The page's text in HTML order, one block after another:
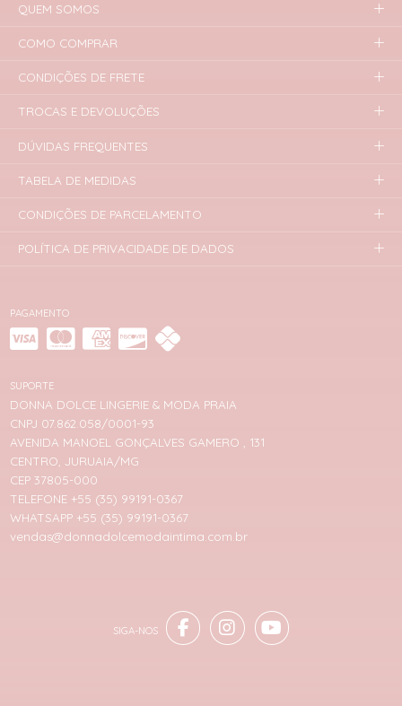
PAGAMENTO
SUPORTE
DONNA DOLCE LINGERIE & MODA PRAIA
CNPJ 07.862.058/0001-93
AVENIDA MANOEL GONÇALVES GAMERO , 131
CENTRO, JURUAIA/MG
CEP 37805-000
TELEFONE +55 (35) 99191-0367
WHATSAPP +55 (35) 99191-0367
vendas@donnadolcemodaintima.com.br
QUEM SOMOS
COMO COMPRAR
CONDIÇÕES DE FRETE
TROCAS E DEVOLUÇÕES
DÚVIDAS FREQUENTES
TABELA DE MEDIDAS
CONDIÇÕES DE PARCELAMENTO
POLÍTICA DE PRIVACIDADE DE DADOS